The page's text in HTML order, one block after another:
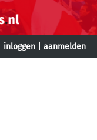
inloggen aanmelden